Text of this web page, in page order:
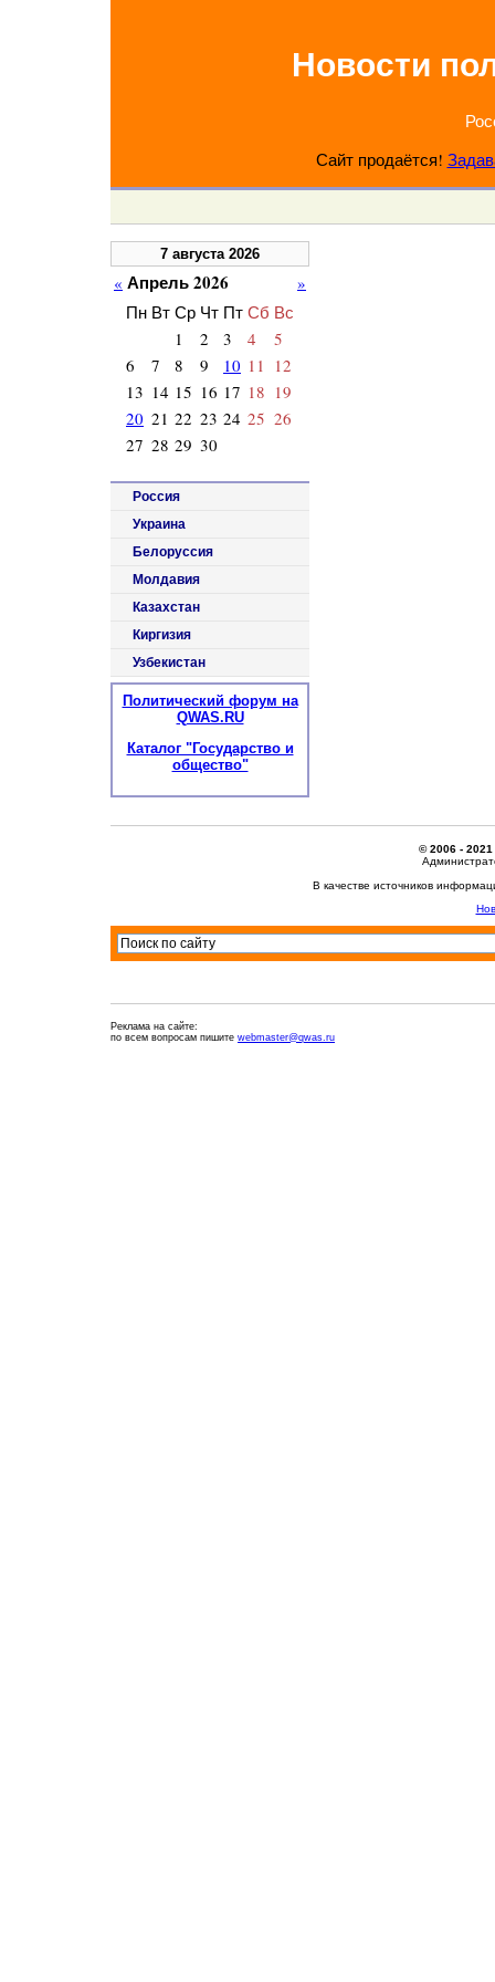
Новости
Сайт продаётся!
7 августа 2026
« Апрель 2026
»
Пн Вт Ср Чт Пт Сб Вс
1
2 3 4
5
6
7 8 9 10 11 12
13 14 15 16 17 18 19
20 21 22 23 24 25 26
27 28 29 30
Россия
Украина
Белоруссия
Молдавия
Казахстан
Киргизия
Узбекистан
Политический форум на
QWAS.RU
Каталог "Государство и
общество"
© 2006 - 2021
В качестве источников
Реклама на сайте:
по всем вопросам пишите webmaster@qwas.ru